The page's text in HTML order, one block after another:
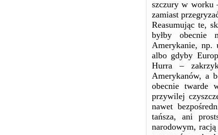
szczury w worku
zamiast
Reasumując te,
byłby
Amerykanie, np.
albo gdyby
Hurra –
Amerykanów, a
obecnie twarde
przywilej
nawet
tańsza, ani
narodowym,